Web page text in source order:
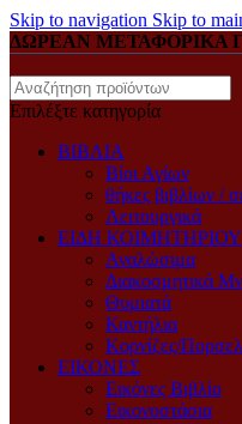
Skip to navigation Skip to
ΔΩΡΕΑΝ ΜΕΤΑΦΟΡΙΚΑ
Επιλέξτε κατηγορία
ΒΙΒΛΙΑ
Βίοι Αγίων
θήκες βιβλίων /
Λειτουργικά
ΕΙΔΗ ΚΟΙΜΗΤΗΡΙΟΥ
Αναλώσιμα
Διακοσμητικά
Θυμιατά
Καντήλια
Κορνίζες/
ΕΙΚΟΝΕΣ
Eικόνες Bιβλίο
Eικονοστάσια